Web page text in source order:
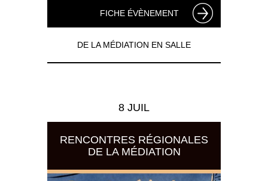
FICHE ÉVÈNEMENT
DE LA MÉDIATION EN SALLE
8 JUIL
RENCONTRES RÉGIONALES
DE LA MÉDIATION